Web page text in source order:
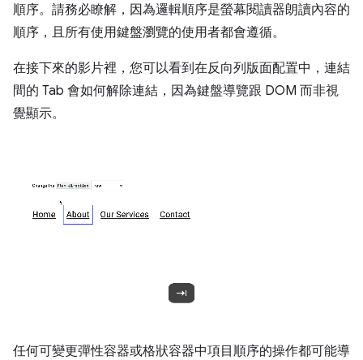
順序。請務必瞭解，因為邏輯順序是螢幕閱讀器朗讀內容的
順序，且所有使用鍵盤瀏覽的使用者都會遵循。
在接下來的影片裡，您可以看到在反向列版面配置中，連結
間的 Tab 會如何解除連結，因為鍵盤導覽跟 DOM 而非視
覺顯示。
任何可變更彈性容器或格狀容器中項目順序的操作都可能導